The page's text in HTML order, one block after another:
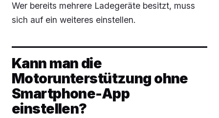
Wer bereits mehrere Ladegeräte besitzt, muss
sich auf ein weiteres einstellen.
Kann man die
Motorunterstützung ohne
Smartphone-App
einstellen?